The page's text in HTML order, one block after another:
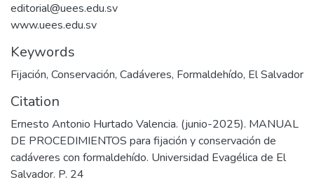
editorial@uees.edu.sv
www.uees.edu.sv
Keywords
Fijación, Conservación, Cadáveres, Formaldehído, El Salvador
Citation
Ernesto Antonio Hurtado Valencia. (junio-2025). MANUAL
DE PROCEDIMIENTOS para fijación y conservación de
cadáveres con formaldehído. Universidad Evagélica de El
Salvador. P. 24